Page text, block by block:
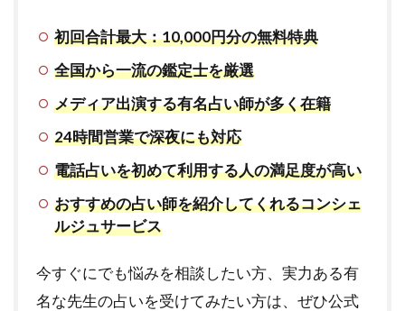
初回合計最大：10,000円分の無料特典
全国から一流の鑑定士を厳選
メディア出演する有名占い師が多く在籍
24時間営業で深夜にも対応
電話占いを初めて利用する人の満足度が高い
おすすめの占い師を紹介してくれるコンシェ
ルジュサービス
今すぐにでも悩みを相談したい方、実力ある有
名な先生の占いを受けてみたい方は、ぜひ公式